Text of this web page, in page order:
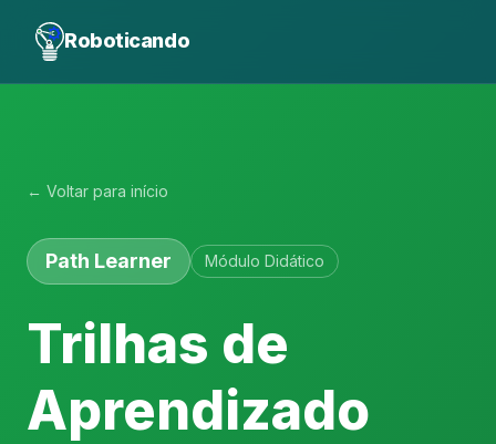
Roboticando
← Voltar para início
Path Learner Módulo Didático
Trilhas de
Aprendizado